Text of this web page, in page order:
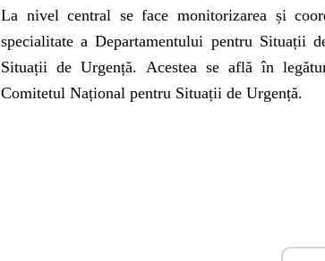
La nivel central se face monitorizarea și
specialitate a Departamentului pentru Situații
Situații de Urgență. Acestea se află în
Comitetul Național pentru Situații de Urgență.